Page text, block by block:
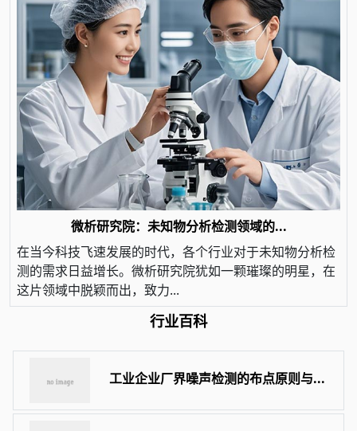
微析研究院：未知物分析检测领域的...
在当今科技飞速发展的时代，各个行业对于未知物分析检
测的需求日益增长。微析研究院犹如一颗璀璨的明星，在
这片领域中脱颖而出，致力...
行业百科
工业企业厂界噪声检测的布点原则与...